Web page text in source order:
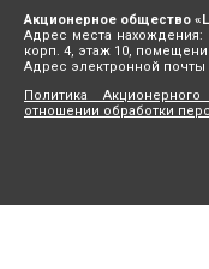
Акционерное общество
Адрес места нахождения:
корп. 4, этаж 10,
Адрес электронной
Политика
отношении обработки